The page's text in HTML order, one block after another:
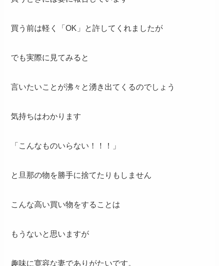
買う前は軽く「OK」と許してくれましたが
でも実際に見てみると
言いたいことが沸々と湧き出てくるのでしょう
気持ちはわかります
「こんなものいらない！！！」
と旦那の物を勝手に捨てたりもしません
こんな高い買い物をすることは
もうないと思いますが
趣味に寛容な妻でありがたいです。